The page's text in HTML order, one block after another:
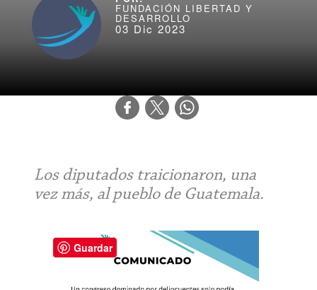
FUNDACIÓN LIBERTAD Y
DESARROLLO
03 Dic 2023
Los diputados traicionaron, una
vez más, al pueblo de Guatemala.
Guardar